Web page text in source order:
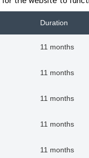
Duration
11 months
11 months
11 months
11 months
11 months